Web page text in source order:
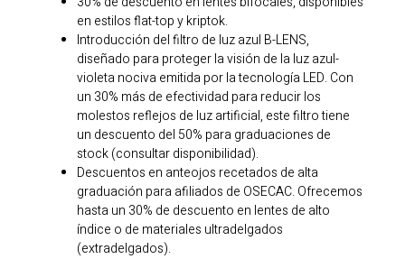
en estilos flat-top y kriptok.
Introducción del filtro de luz azul B-LENS,
diseñado para proteger la visión de la luz azul-
violeta nociva emitida por la tecnología LED. Con
un 30% más de efectividad para reducir los
molestos reflejos de luz artificial, este filtro tiene
un descuento del 50% para graduaciones de
stock (consultar disponibilidad).
Descuentos en anteojos recetados de alta
graduación para afiliados de OSECAC. Ofrecemos
hasta un 30% de descuento en lentes de alto
índice o de materiales ultradelgados
(extradelgados).